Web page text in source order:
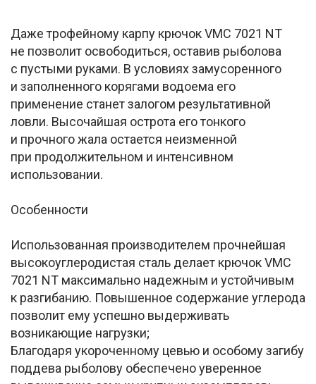
Даже трофейному карпу крючок VMC 7021 NT
не позволит освободиться, оставив рыболова
с пустыми руками. В условиях замусоренного
и заполненного корягами водоема его
применение станет залогом результативной
ловли. Высочайшая острота его тонкого
и прочного жала остается неизменной
при продолжительном и интенсивном
использовании.
Особенности
Использованная производителем прочнейшая
высокоуглеродистая сталь делает крючок VMC
7021 NT максимально надежным и устойчивым
к разгибанию. Повышенное содержание углерода
позволит ему успешно выдерживать
возникающие нагрузки;
Благодаря укороченному цевью и особому загибу
поддева рыболову обеспечено уверенное